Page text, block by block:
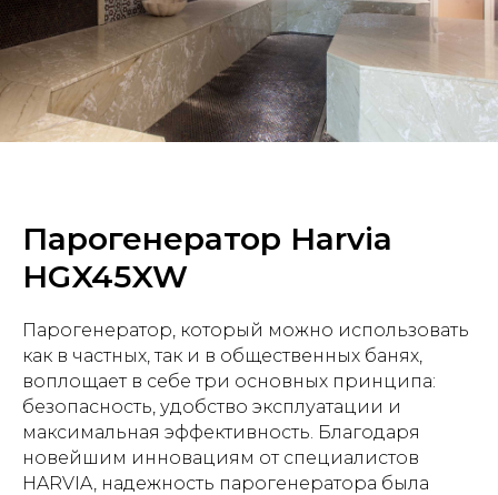
Парогенератор Harvia
HGX45XW
Парогенератор, который можно использовать
как в частных, так и в общественных банях,
воплощает в себе три основных принципа:
безопасность, удобство эксплуатации и
максимальная эффективность. Благодаря
новейшим инновациям от специалистов
HARVIA, надежность парогенератора была